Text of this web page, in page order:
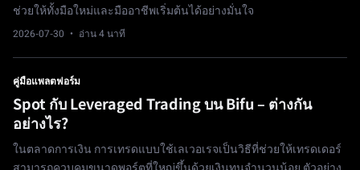
ช่วยให้ทั้งมือใหม่และมืออาชีพเริ่มต้นได้อย่างมั่นใจ
2026-07-30 · อ่าน 4 นาที
คู่มือแพลตฟอร์ม
Spot กับ Leveraged Trading บน Bifu – ต่างกัน
อย่างไร?
ในตลาดการเงิน การเทรดแบบใช้เลเวอเรจเป็นวิธีที่ช่วยให้เทรดเดอร์